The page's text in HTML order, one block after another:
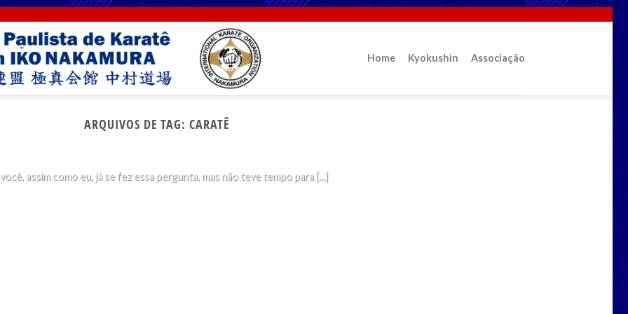
Home Kyokushin Associação
ARQUIVOS DE TAG:CARATÊ
socos no rosto são proibidos no karatê Kyokushin?
você, assim como eu, já se fez essa pergunta, mas não teve tempo para [...]